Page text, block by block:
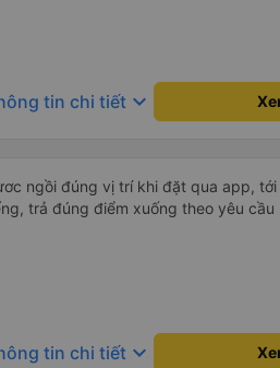
tin chi tiết keyboard_arrow_down
ngồi đúng vị trí khi đặt qua app, tới
trả đúng điểm xuống theo yêu cầu
tin chi tiết keyboard_arrow_down